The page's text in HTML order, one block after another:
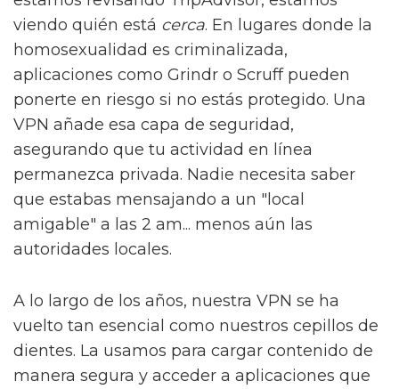
viendo quién está cerca. En lugares donde la
homosexualidad es criminalizada,
aplicaciones como Grindr o Scruff pueden
ponerte en riesgo si no estás protegido. Una
VPN añade esa capa de seguridad,
asegurando que tu actividad en línea
permanezca privada. Nadie necesita saber
que estabas mensajando a un "local
amigable" a las 2 am... menos aún las
autoridades locales.
A lo largo de los años, nuestra VPN se ha
vuelto tan esencial como nuestros cepillos de
dientes. La usamos para cargar contenido de
manera segura y acceder a aplicaciones que